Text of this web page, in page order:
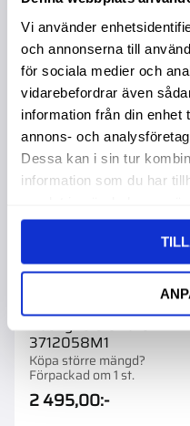
Vi använder
och annonserna till
för sociala medier och
vidarebefordrar även
information från din enhet
annons- och
Dessa kan i sin tur
information som du har
Hastighets Givare Mf
3712058M1
Köpa större mängd?
Förpackad om 1 st.
2 495,00:-